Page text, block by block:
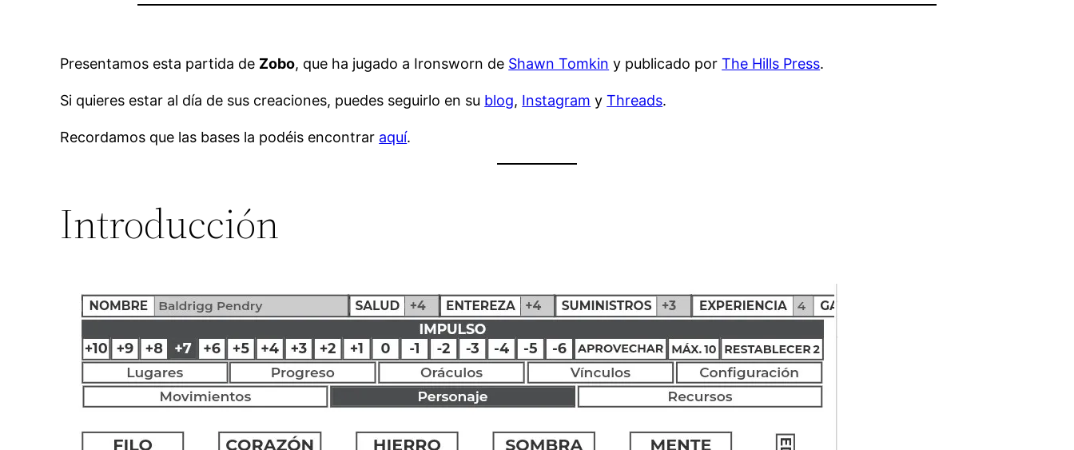
Presentamos esta partida de Zobo, que ha jugado a Ironsworn de Shawn Tomkin y publicado porThe Hills Press.
Si quieres estar al día de sus creaciones, puedes seguirlo en su blog, Instagram yThreads.
Recordamos que las bases la podéis encontrar aquí.
Introducción